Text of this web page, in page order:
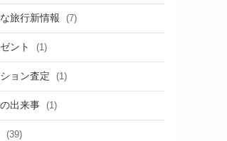
旅行新情報 (7)
ント (1)
ョン査定 (1)
出来事 (1)
(39)